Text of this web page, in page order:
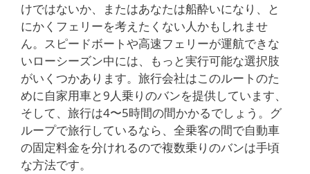
けではないか、またはあなたは船酔いになり、と
にかくフェリーを考えたくない人かもしれませ
ん。スピードボートや高速フェリーが運航できな
いローシーズン中には、もっと実行可能な選択肢
がいくつかあります。旅行会社はこのルートのた
めに自家用車と9人乗りのバンを提供しています、
そして、旅行は4〜5時間の間かかるでしょう。グ
ループで旅行しているなら、全乗客の間で自動車
の固定料金を分けれるので複数乗りのバンは手頃
な方法です。